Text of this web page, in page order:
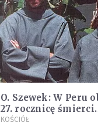
O. Szewek: W Peru
27. rocznicę śmierci
męczenników
KOŚCIÓŁ